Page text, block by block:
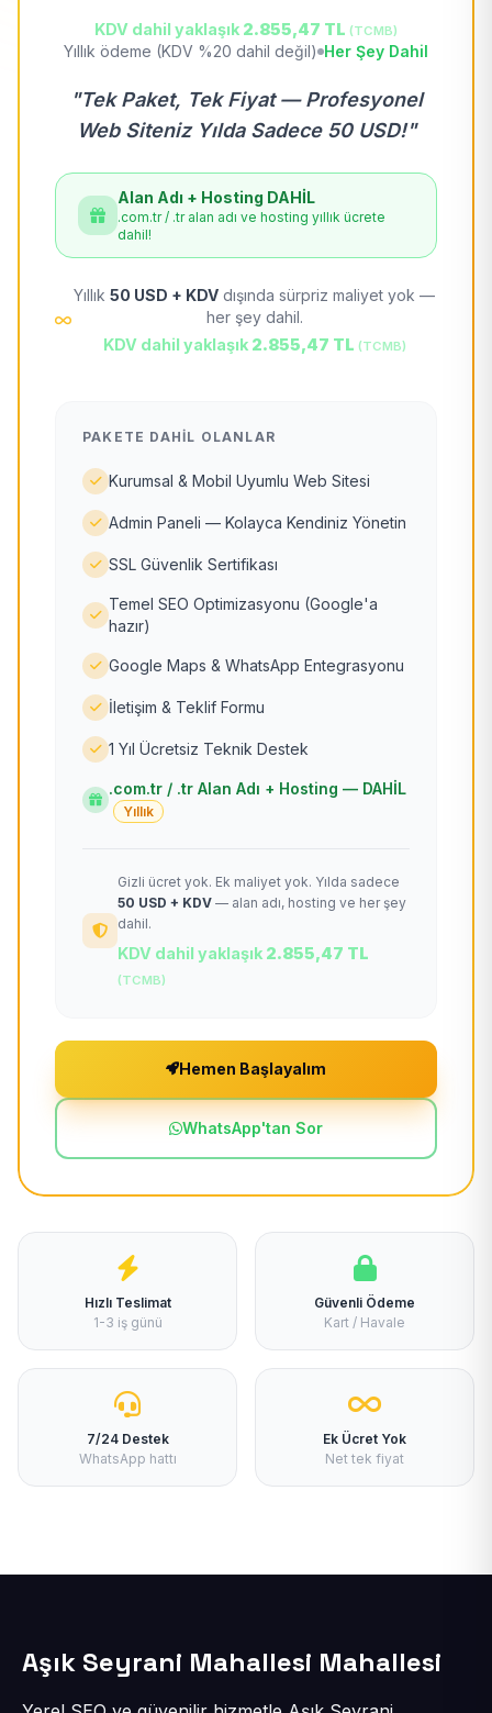
KDV dahil yaklaşık 2.855,47 TL (TCMB)
Yıllık ödeme (KDV %20 dahil değil) Her Şey Dahil
"Tek Paket, Tek Fiyat — Profesyonel
Web Siteniz Yılda Sadece 50 USD!"
Alan Adı + Hosting DAHİL
.com.tr / .tr alan adı ve hosting yıllık ücrete
dahil!
Yıllık 50 USD + KDV dışında sürpriz maliyet yok —
her şey dahil.
KDV dahil yaklaşık 2.855,47 TL (TCMB)
PAKETE DAHIL OLANLAR
Kurumsal & Mobil Uyumlu Web Sitesi
Admin Paneli — Kolayca Kendiniz Yönetin
SSL Güvenlik Sertifikası
Temel SEO Optimizasyonu (Google'a
hazır)
Google Maps & WhatsApp Entegrasyonu
İletişim & Teklif Formu
1 Yıl Ücretsiz Teknik Destek
.com.tr / .tr Alan Adı + Hosting — DAHİL
Yıllık
Gizli ücret yok. Ek maliyet yok. Yılda sadece
50 USD + KDV — alan adı, hosting ve her şey
dahil.
KDV dahil yaklaşık 2.855,47 TL
(TCMB)
Hemen Başlayalım
WhatsApp'tan Sor
Hızlı Teslimat
1-3 iş günü
Güvenli Ödeme
Kart / Havale
7/24 Destek
WhatsApp hattı
Ek Ücret Yok
Net tek fiyat
Aşık Seyrani Mahallesi Mahallesi